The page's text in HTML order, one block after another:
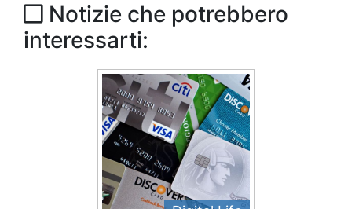
Notizie che potrebbero
interessarti: